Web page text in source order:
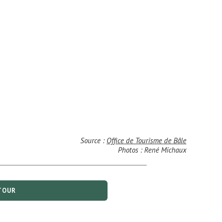
Source : Office de Tourisme de Bâle
Photos : René Michaux